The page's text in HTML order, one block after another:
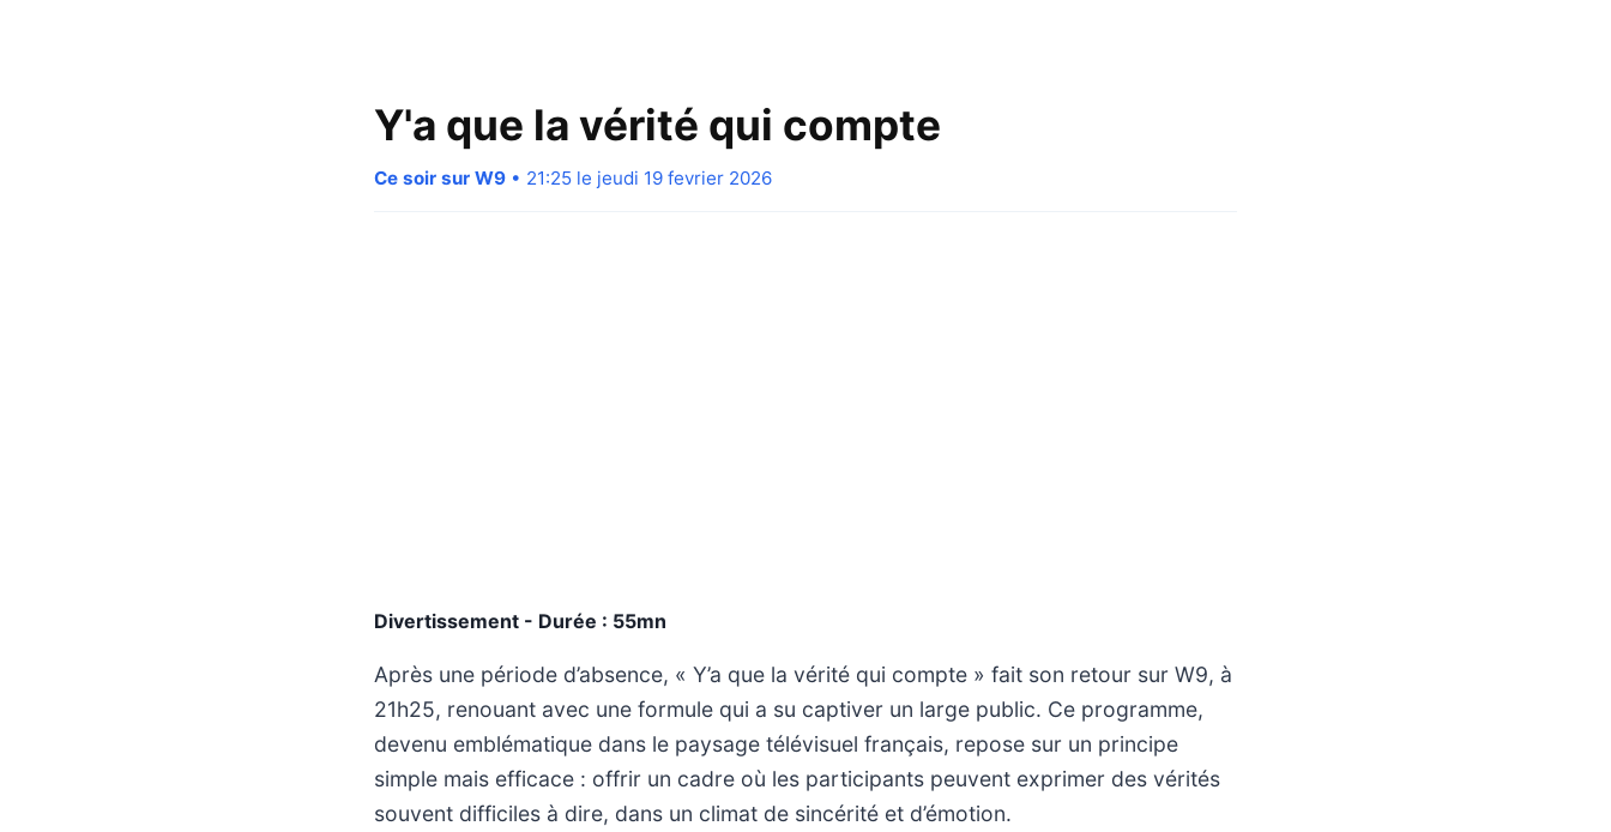
Y'a que la vérité qui compte
Ce soir sur W9 • 21:25 le jeudi 19 fevrier 2026
Divertissement - Durée : 55mn
Après une période d’absence, « Y’a que la vérité qui compte » fait son retour sur W9, à
21h25, renouant avec une formule qui a su captiver un large public. Ce programme,
devenu emblématique dans le paysage télévisuel français, repose sur un principe
simple mais efficace : offrir un cadre où les participants peuvent exprimer des vérités
souvent difficiles à dire, dans un climat de sincérité et d’émotion.